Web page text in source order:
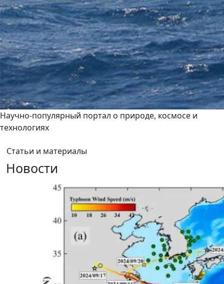
Научно-популярный портал о природе, космосе и
технологиях
Статьи и материалы
Новости